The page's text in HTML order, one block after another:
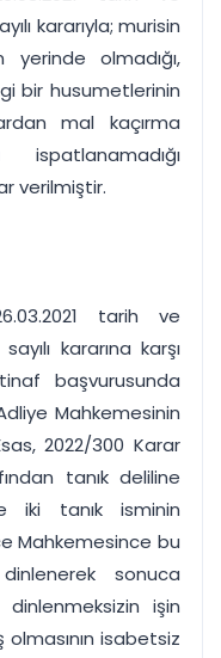
kararıyla; murisin
yerinde olmadığı,
bir husumetlerinin
mal kaçırma
verilmiştir.
tarih ve
kararına karşı
başvurusunda
Mahkemesinin
2022/300 Karar
tanık deliline
iki tanık isminin
Mahkemesince bu
sonuca
dinlenmeksizin işin
olmasının isabetsiz